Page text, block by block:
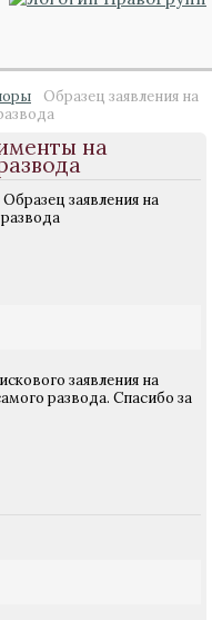
Образец заявления на
на
Образец заявления на
заявления на
развода. Спасибо за